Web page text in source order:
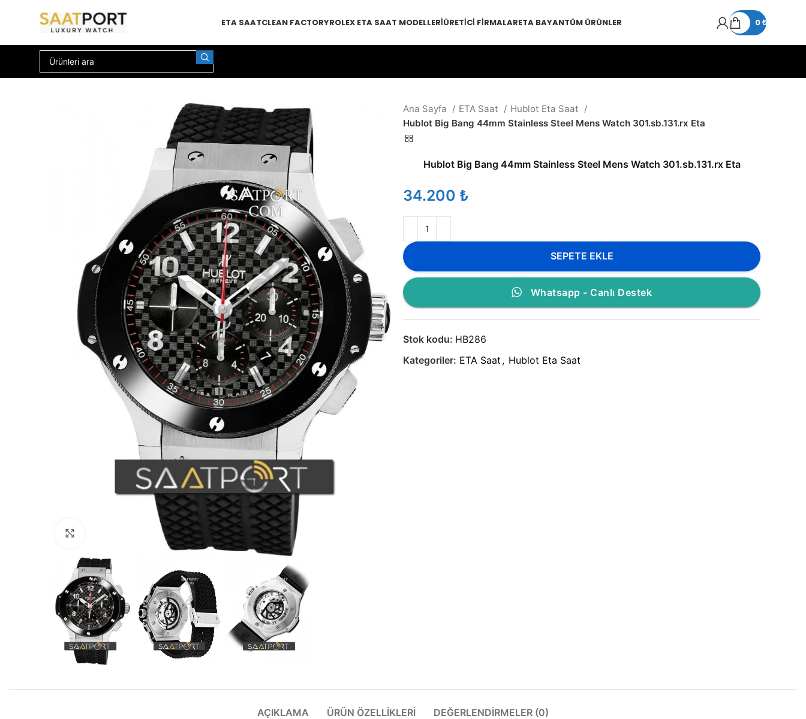
ETA SAATCLEAN FACTORYROLEX ETA SAAT MODELLERIÜRETICI FIRMALARETA BAYANTÜM ÜRÜNLER 0₺
Büyütmek için tıklayın
Ana Sayfa ETA Saat
Hublot Eta Saat
Hublot Big Bang 44mm Stainless Steel Mens Watch 301.sb.131.rx Eta
Hublot Big Bang 44mm Stainless Steel Mens Watch 301.sb.131.rx Eta
₺
SEPETE EKLE
Whatsapp - Canlı Destek
Stok kodu: HB286
Kategoriler: ETA Saat , Hublot Eta Saat
AÇIKLAMA ÜRÜN ÖZELLIKLERI DEĞERLENDIRMELER (0)